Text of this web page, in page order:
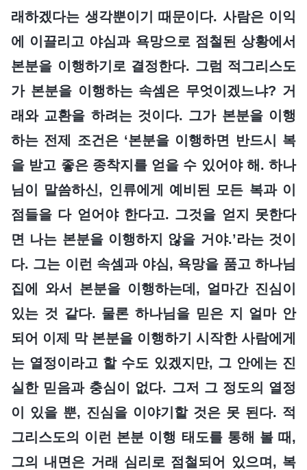
래하겠다는 생각뿐이기 때문이다. 사람은 이익
에 이끌리고 야심과 욕망으로 점철된 상황에서
본분을 이행하기로 결정한다. 그럼 적그리스도
가 본분을 이행하는 속셈은 무엇이겠느냐? 거
래와 교환을 하려는 것이다. 그가 본분을 이행
하는 전제 조건은 ‘본분을 이행하면 반드시 복
을 받고 좋은 종착지를 얻을 수 있어야 해. 하나
님이 말씀하신, 인류에게 예비된 모든 복과 이
점들을 다 얻어야 한다고. 그것을 얻지 못한다
면 나는 본분을 이행하지 않을 거야.’라는 것이
다. 그는 이런 속셈과 야심, 욕망을 품고 하나님
집에 와서 본분을 이행하는데, 얼마간 진심이
있는 것 같다. 물론 하나님을 믿은 지 얼마 안
되어 이제 막 본분을 이행하기 시작한 사람에게
는 열정이라고 할 수도 있겠지만, 그 안에는 진
실한 믿음과 충심이 없다. 그저 그 정도의 열정
이 있을 뿐, 진심을 이야기할 것은 못 된다. 적
그리스도의 이런 본분 이행 태도를 통해 볼 때,
그의 내면은 거래 심리로 점철되어 있으며, 복